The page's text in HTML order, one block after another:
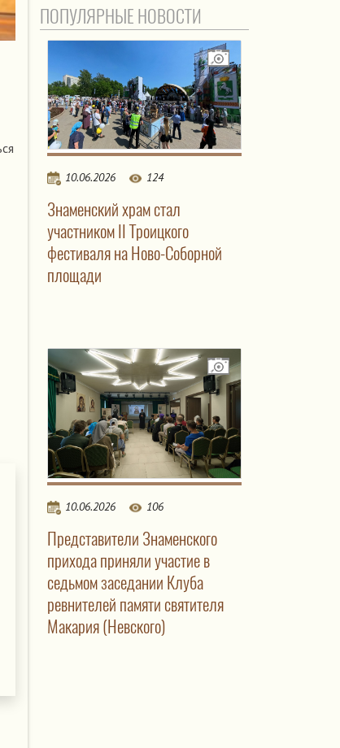
ПОПУЛЯРНЫЕ НОВОСТИ
10.06.2026 124
Знаменский храм стал
участником II Троицкого
фестиваля на Ново-Соборной
площади
10.06.2026 106
Представители Знаменского
прихода приняли участие в
седьмом заседании Клуба
ревнителей памяти святителя
Макария (Невского)